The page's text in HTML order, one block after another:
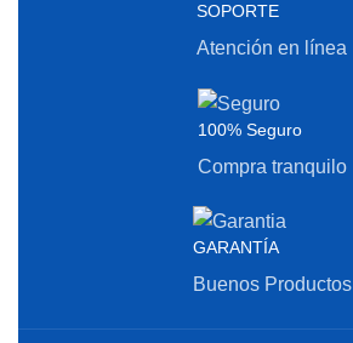
SOPORTE
Atención en línea
100% Seguro
Compra tranquilo
GARANTÍA
Buenos Productos